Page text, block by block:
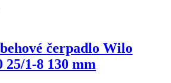
čerpadlo Wilo
25/1-8 130 mm